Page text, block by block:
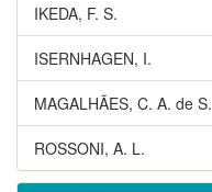
IKEDA, F. S.
ISERNHAGEN, I.
MAGALHÃES, C. A. de S.
ROSSONI, A. L.